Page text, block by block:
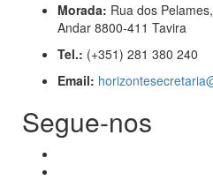
Morada: Rua dos
Andar 8800-411 Tavira
Tel.: (+351) 281 380 240
Email:
Segue-nos